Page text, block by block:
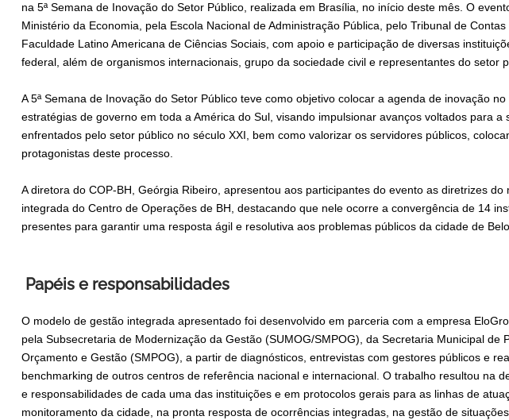
na 5ª Semana de Inovação do Setor Público, realizada em Brasília, no início deste mês. O
Ministério da Economia, pela Escola Nacional de Administração Pública, pelo Tribunal de
Faculdade Latino Americana de Ciências Sociais, com apoio e participação de diversas
federal, além de organismos internacionais, grupo da sociedade civil e representantes do setor
A 5ª Semana de Inovação do Setor Público teve como objetivo colocar a agenda de inovação
estratégias de governo em toda a América do Sul, visando impulsionar avanços voltados para a
enfrentados pelo setor público no século XXI, bem como valorizar os servidores públicos,
protagonistas deste processo.
A diretora do COP-BH, Geórgia Ribeiro, apresentou aos participantes do evento as diretrizes do
integrada do Centro de Operações de BH, destacando que nele ocorre a convergência de 14
presentes para garantir uma resposta ágil e resolutiva aos problemas públicos da cidade de
Papéis e responsabilidades
O modelo de gestão integrada apresentado foi desenvolvido em parceria com a empresa
pela Subsecretaria de Modernização da Gestão (SUMOG/SMPOG), da Secretaria Municipal de
Orçamento e Gestão (SMPOG), a partir de diagnósticos, entrevistas com gestores públicos e
benchmarking de outros centros de referência nacional e internacional. O trabalho resultou na
e responsabilidades de cada uma das instituições e em protocolos gerais para as linhas de
monitoramento da cidade, na pronta resposta de ocorrências integradas, na gestão de